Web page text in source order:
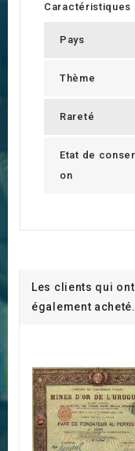
Caractéristiques
Pays
Thème
Rareté
Etat de
on
Les clients qui
également